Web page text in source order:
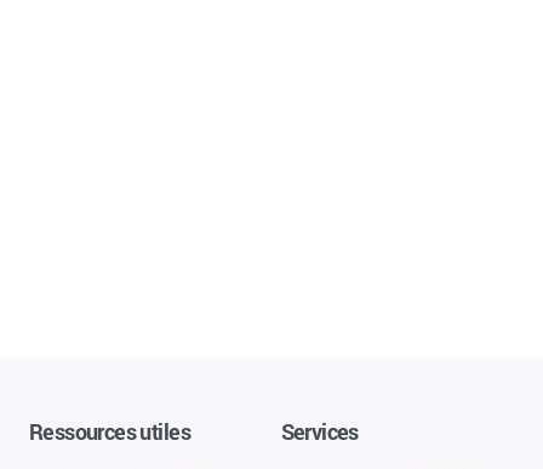
Ressources utiles Services